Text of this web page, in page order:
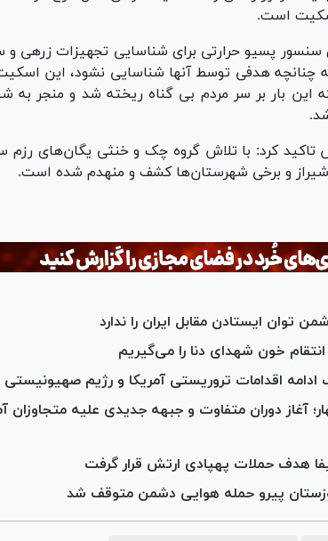
پسیو حرارتی برای شناسایی تجهیزات زرهی و
چنانچه هدفی توسط آنها شناسایی نشود، این
بار بر سر مردم بی گناه ریخته شد و منجر به
تاکید کرد: با تلاش گروه چک و خنثی یگان‌های رزم
توان ایستادن مقابل ایران را ندارد
خون شهدای دنا را می‌گیریم
ادامه اقدامات تروریستی آمریکا و رژیم
صادق چهار؛ آغاز دوران متفاوت و جبهه جدیدی علیه
هدف حملات پهپادی ارتش قرار گرفت
پیرو حمله هوایی دشمن متوقف شد